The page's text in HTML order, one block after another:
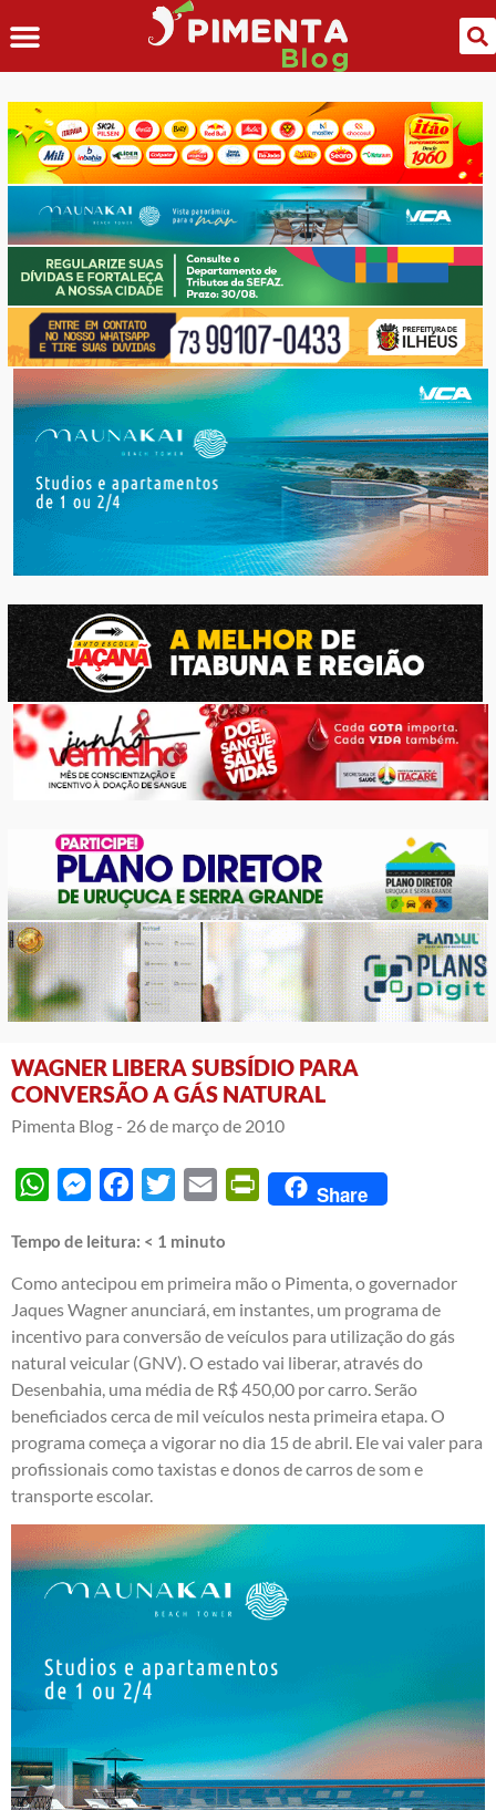
WAGNER LIBERA SUBSÍDIO PARA
CONVERSÃO A GÁS NATURAL
Pimenta Blog - 26 de março de 2010
WhatsAppMessengerFacebook
Twitter Email PrintFriendly
Share
Tempo de leitura: < 1 minuto
Como antecipou em primeira mão o Pimenta, o governador
Jaques Wagner anunciará, em instantes, um programa de
incentivo para conversão de veículos para utilização do gás
natural veicular (GNV). O estado vai liberar, através do
Desenbahia, uma média de R$ 450,00 por carro. Serão
beneficiados cerca de mil veículos nesta primeira etapa. O
programa começa a vigorar no dia 15 de abril. Ele vai valer para
profissionais como taxistas e donos de carros de som e
transporte escolar.